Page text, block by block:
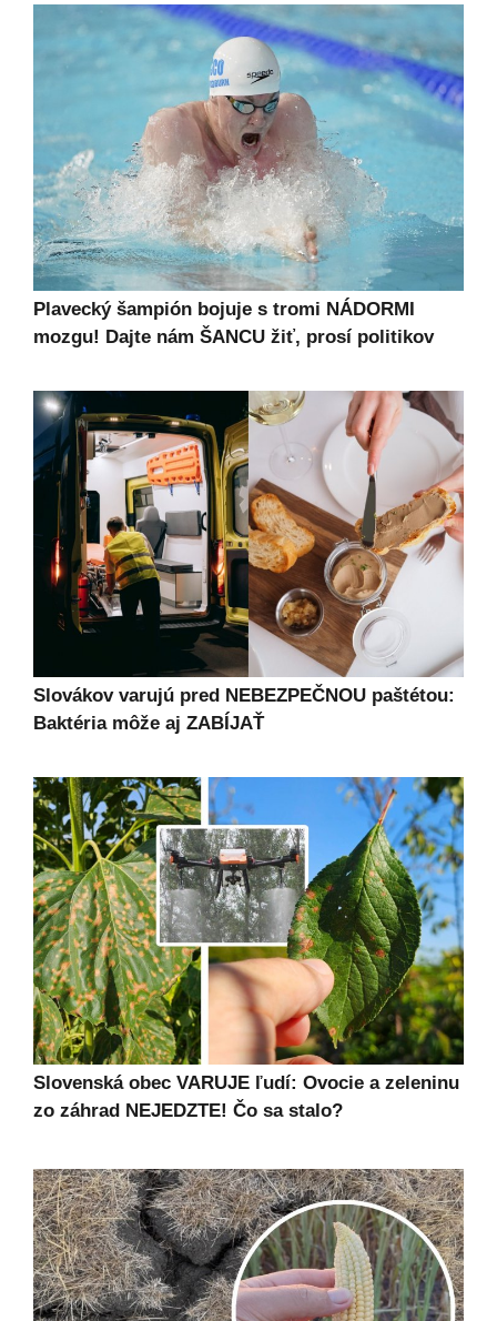
Plavecký šampión bojuje s tromi NÁDORMI
mozgu! Dajte nám ŠANCU žiť, prosí politikov
Slovákov varujú pred NEBEZPEČNOU paštétou:
Baktéria môže aj ZABÍJAŤ
Slovenská obec VARUJE ľudí: Ovocie a zeleninu
zo záhrad NEJEDZTE! Čo sa stalo?